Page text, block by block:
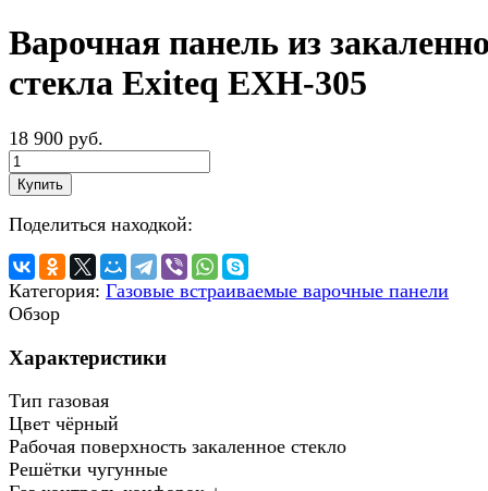
Варочная панель из
стекла Exiteq EXH-305
18 900 руб.
Купить
Поделиться находкой:
Категория: Газовые встраиваемые варочные панели
Обзор
Характеристики
Тип газовая
Цвет чёрный
Рабочая поверхность закаленное стекло
Решётки чугунные